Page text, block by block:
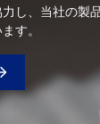
し、当社の製
す。